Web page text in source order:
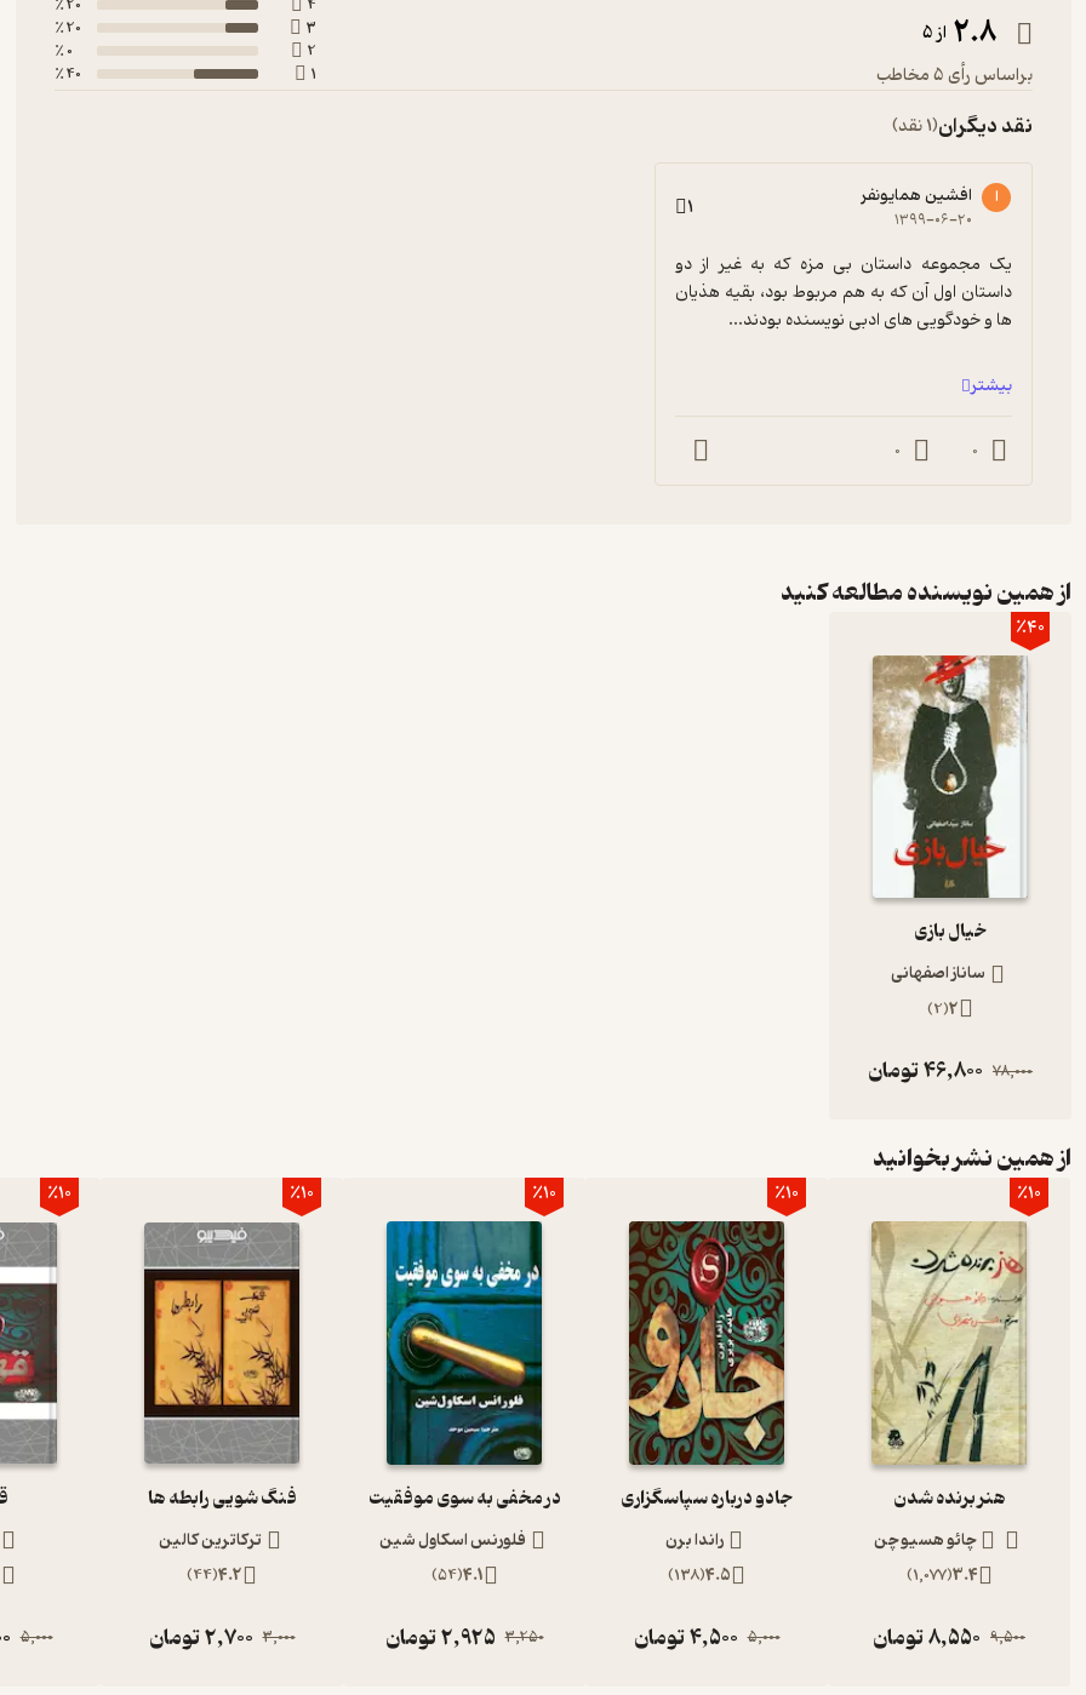
2.8 از 5
براساس رأی 5 مخاطب
4
20 ٪
3
20 ٪
2
0 ٪
1
40 ٪
نقد دیگران(1 نقد)
ا افشین همایونفر
۱۳۹۹-۰۶-۲۰ 1
ها و خودگویی های ادبی نویسنده بودند...
بیشتر
0
0
از همین نویسنده مطالعه کنید
٪40
خیال بازی
ساناز اصفهانی
2
(
2
)
78,000
46,800تومان
از همین نشر بخوانید
٪10
هنر برنده شدن
چائو هسیو چن
3.4
(
1,077
)
9,500
8,550تومان
٪10
جادو درباره سپاسگزاری
راندا برن
4.5
(
138
)
5,000
4,500تومان
٪10
در مخفی به سوی موفقیت
فلورنس اسکاول شین
4.1
(
54
)
3,250
2,925تومان
٪10
فنگ شویی رابطه ها
ترکاترین کالین
4.2
(
44
)
3,000
2,700تومان
٪10
5,000